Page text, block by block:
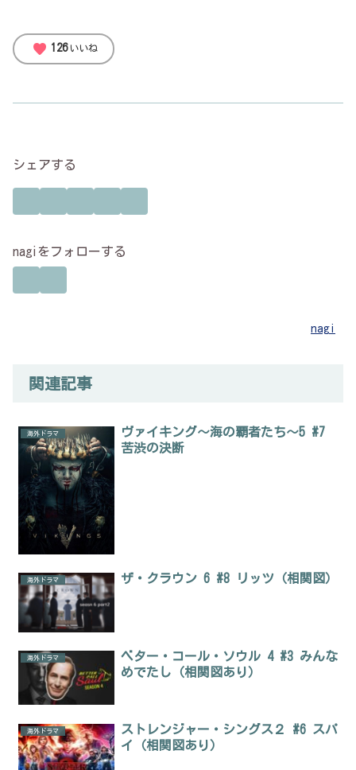
favorite 126 いいね
シェアする
nagiをフォローする
nagi
関連記事
海外ドラマ
ヴァイキング～海の覇者たち～5 #7
苦渋の決断
海外ドラマ ザ・クラウン 6 #8 リッツ（相関図）
海外ドラマ
ベター・コール・ソウル 4 #3 みんな
めでたし（相関図あり）
海外ドラマ
ストレンジャー・シングス２ #6 スパ
イ（相関図あり）